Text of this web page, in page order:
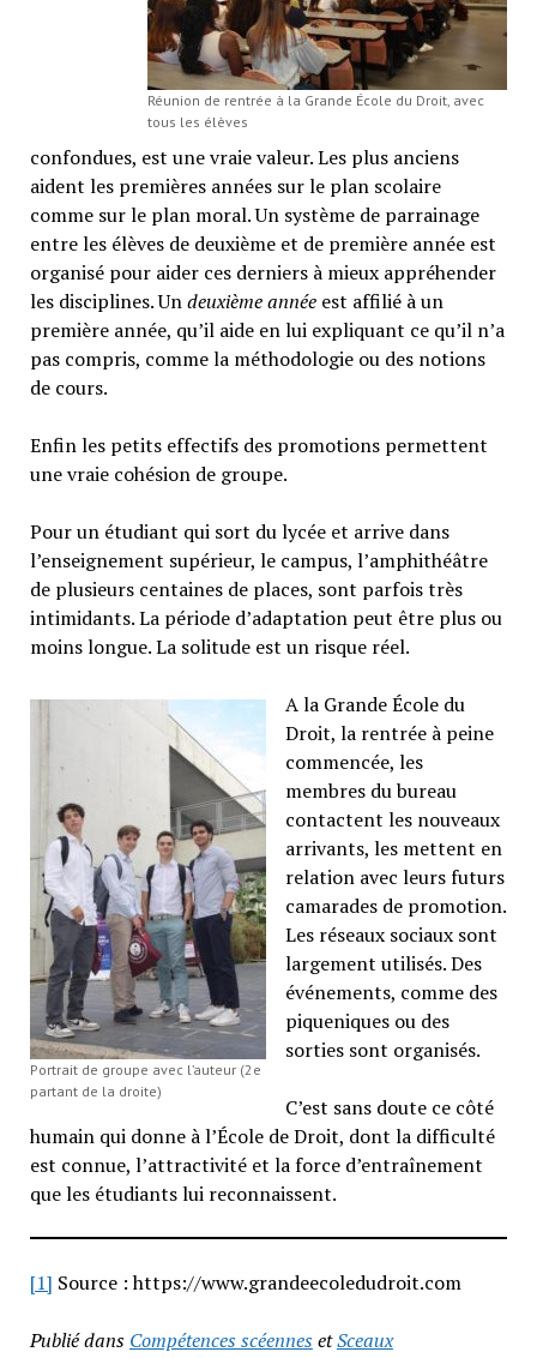
Réunion de rentrée à la Grande École du Droit, avec
tous les élèves
confondues, est une vraie valeur. Les plus anciens
aident les premières années sur le plan scolaire
comme sur le plan moral. Un système de parrainage
entre les élèves de deuxième et de première année est
organisé pour aider ces derniers à mieux appréhender
les disciplines. Undeuxième annéeest affilié à un
première année, qu’il aide en lui expliquant ce qu’il n’a
pas compris, comme la méthodologie ou des notions
de cours.
Enfin les petits effectifs des promotions permettent
une vraie cohésion de groupe.
Pour un étudiant qui sort du lycée et arrive dans
l’enseignement supérieur, le campus, l’amphithéâtre
de plusieurs centaines de places, sont parfois très
intimidants. La période d’adaptation peut être plus ou
moins longue. La solitude est un risque réel.
Portrait de groupe avec l’auteur (2e
partant de la droite)
A la Grande École du
Droit, la rentrée à peine
commencée, les
membres du bureau
contactent les nouveaux
arrivants, les mettent en
relation avec leurs futurs
camarades de promotion.
Les réseaux sociaux sont
largement utilisés. Des
événements, comme des
piqueniques ou des
sorties sont organisés.
C’est sans doute ce côté
humain qui donne à l’École de Droit, dont la difficulté
est connue, l’attractivité et la force d’entraînement
que les étudiants lui reconnaissent.
[1] Source : https://www.grandeecoledudroit.com
Publié dans Compétences scéennesetSceaux